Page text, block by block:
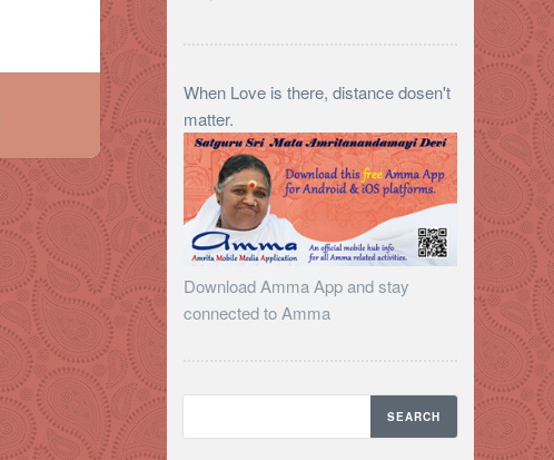
When Love is there, distance dosen't
matter.
Download Amma App and stay
connected to Amma